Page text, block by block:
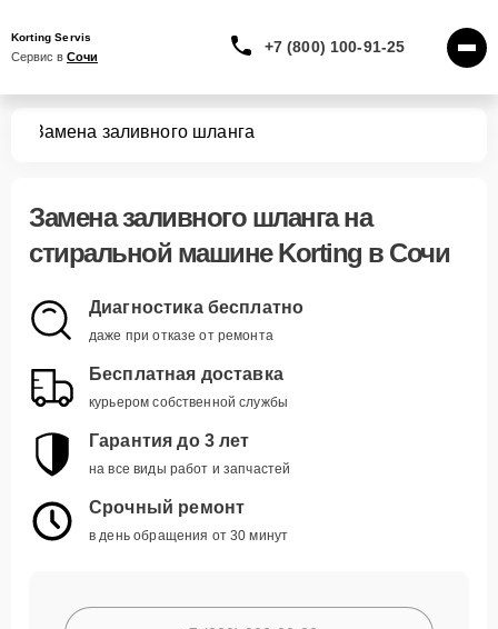
Korting Servis
Сервис в Сочи
+7 (800) 100-91-25
Замена заливного шланга
Замена заливного шлангана
стиральной машине Korting в Сочи
Диагностика бесплатно
даже при отказе от ремонта
Бесплатная доставка
курьером собственной службы
Гарантия до 3 лет
на все виды работ и запчастей
Срочный ремонт
в день обращения от 30 минут